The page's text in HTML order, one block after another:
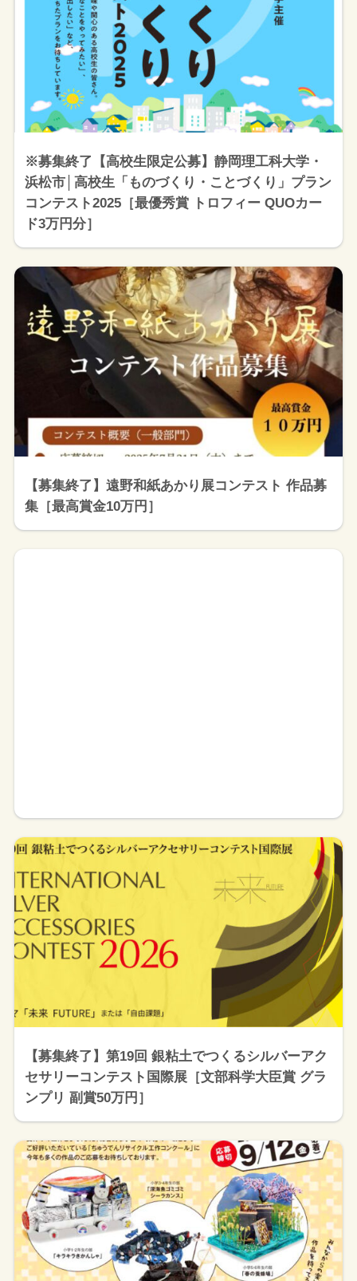
※募集終了【高校生限定公募】静岡理工科大学・
浜松市│高校生「ものづくり・ことづくり」プラン
コンテスト2025［最優秀賞 トロフィー QUOカー
ド3万円分］
【募集終了】遠野和紙あかり展コンテスト 作品募
集［最高賞金10万円］
【募集終了】第19回 銀粘土でつくるシルバーアク
セサリーコンテスト国際展［文部科学大臣賞 グラ
ンプリ 副賞50万円］